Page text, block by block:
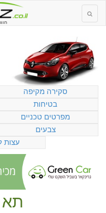
סקירה מקיפה
בטיחות
מפרטים טכניים
צבעים
עצות